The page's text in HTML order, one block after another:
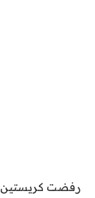
رفضت كريستين